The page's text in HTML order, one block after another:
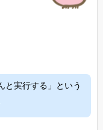
と実行する」という